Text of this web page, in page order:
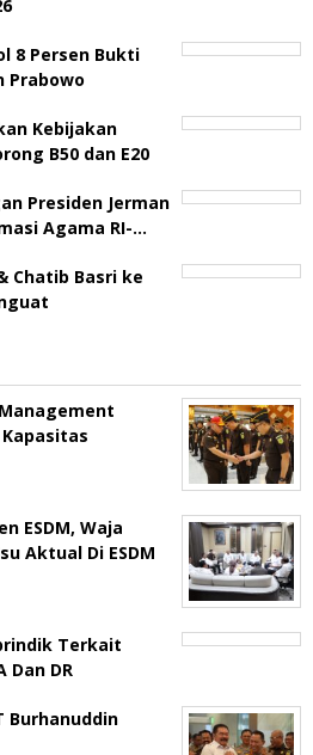
8 Persen Bukti
Prabowo
Kebijakan
B50 dan E20
Presiden Jerman
Agama RI-…
Chatib Basri ke
ESDM, Waja
Aktual Di ESDM
Terkait
Dan DR
Burhanuddin